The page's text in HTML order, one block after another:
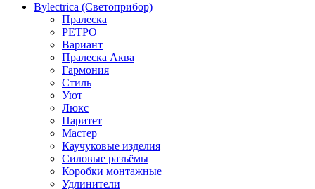
Bylectrica (Светоприбор)
Пралеска
РЕТРО
Вариант
Пралеска Аква
Гармония
Стиль
Уют
Люкс
Паритет
Мастер
Каучуковые изделия
Силовые разъёмы
Коробки монтажные
Удлинители